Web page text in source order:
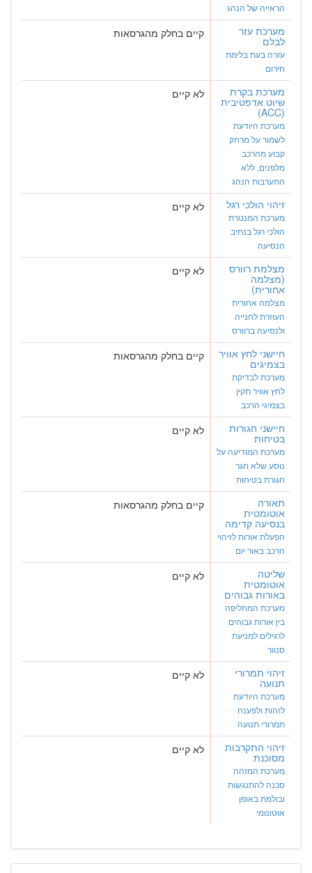
הראייה של הנהג
מערכת עזר
לבלם
עזרה בעת בלימת
חירום
קיים בחלק מהגרסאות
מערכת בקרת
שיוט אדפטיבית
(ACC)
מערכת היודעת
לשמור על מרחק
קבוע מהרכב
מלפנים, ללא
התערבות הנהג
לא קיים
זיהוי הולכי רגל
מערכת המנטרת
הולכי רגל בנתיב
הנסיעה
לא קיים
מצלמת רוורס
(מצלמה
אחורית)
מצלמה אחורית
העוזרת לחנייה
ולנסיעה ברוורס
לא קיים
חיישני לחץ אוויר
בצמיגים
מערכת לבדיקת
לחץ אוויר תקין
בצמיגי הרכב
קיים בחלק מהגרסאות
חיישני חגורות
בטיחות
מערכת המודיעה על
נוסע שלא חגר
חגורת בטיחות
לא קיים
תאורה
אוטומטית
בנסיעה קדימה
הפעלת אורות לזיהוי
הרכב באור יום
קיים בחלק מהגרסאות
שליטה
אוטומטית
באורות גבוהים
מערכת המחליפה
בין אורות גבוהים
לרגילים למניעת
סנוור
לא קיים
זיהוי תמרורי
תנועה
מערכת היודעת
לזהות ולפענח
תמרורי תנועה
לא קיים
זיהוי התקרבות
מסוכנת
מערכת המזהה
סכנה להתנגשות
ובולמת באופן
אוטונומי
לא קיים